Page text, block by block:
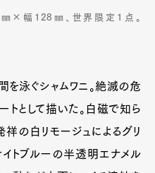
㎜×幅128㎜、世界限定1点。
を泳ぐシャムワニ。絶滅の危
トとして描いた。白磁で知ら
祥の白リモージュによるグリ
イトブルーの半透明エナメル